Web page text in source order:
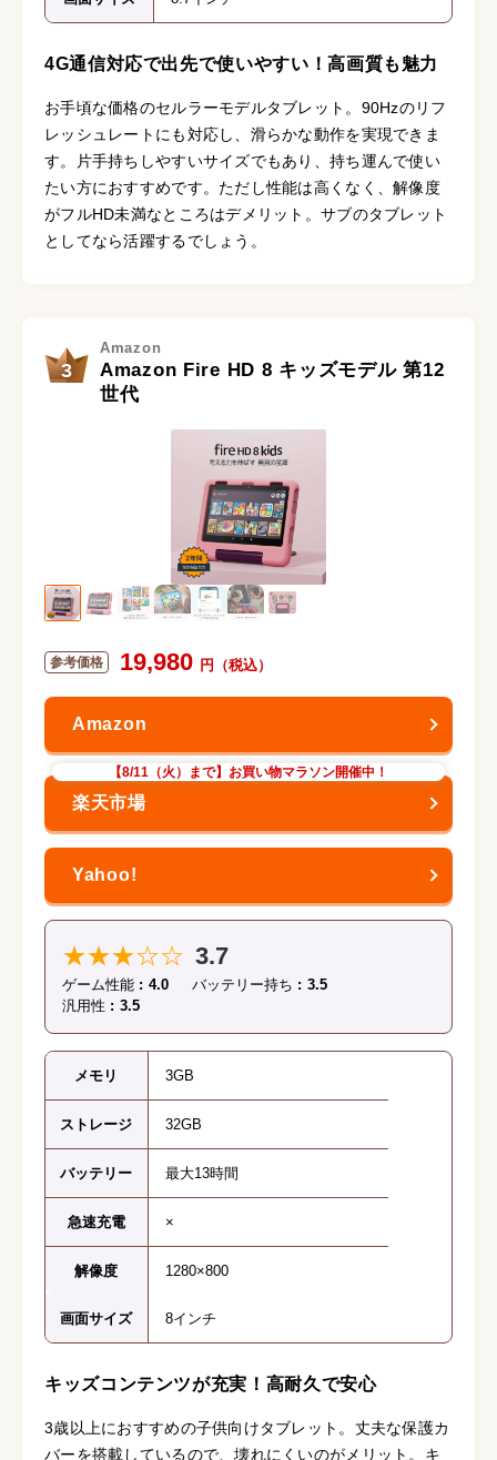
4G通信対応で出先で使いやすい！高画質も魅力
お手頃な価格のセルラーモデルタブレット。90Hzのリフ
レッシュレートにも対応し、滑らかな動作を実現できま
す。片手持ちしやすいサイズでもあり、持ち運んで使い
たい方におすすめです。ただし性能は高くなく、解像度
がフルHD未満なところはデメリット。サブのタブレット
としてなら活躍するでしょう。
3
Amazon
Amazon Fire HD 8 キッズモデル 第12
世代
19,980
【8/11（火）まで】お買い物マラソン開催中！
★★★☆☆ 3.7
ゲーム性能 4.0 バッテリー持ち
3.5
汎用性
3.5
メモリ 3GB
ストレージ 32GB
バッテリー 最大13時間
急速充電 ×
解像度 1280×800
画面サイズ 8インチ
キッズコンテンツが充実！高耐久で安心
3歳以上におすすめの子供向けタブレット。丈夫な保護カ
バーを搭載しているので、壊れにくいのがメリット。キ